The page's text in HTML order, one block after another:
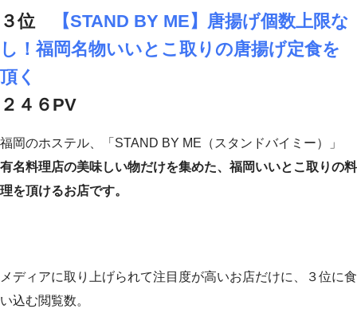
３位
【STAND BY ME】唐揚げ個数上限な
し！福岡名物いいとこ取りの唐揚げ定食を
頂く
２４６PV
福岡のホステル、「STAND BY ME（スタンドバイミー）」
有名料理店の美味しい物だけを集めた、福岡いいとこ取りの料
理を頂けるお店です。
メディアに取り上げられて注目度が高いお店だけに、３位に食
い込む閲覧数。